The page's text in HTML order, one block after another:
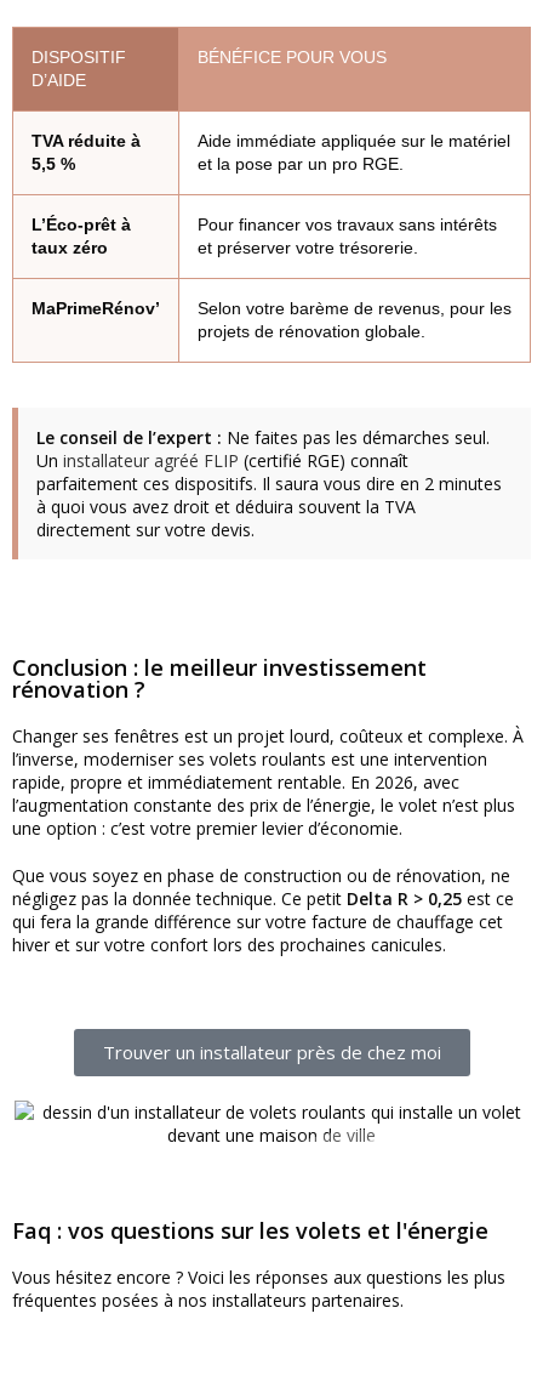
DISPOSITIF
D’AIDE
BÉNÉFICE POUR VOUS
TVA réduite à
5,5 %
Aide immédiate appliquée sur le matériel
et la pose par un pro RGE.
L’Éco-prêt à
taux zéro
Pour financer vos travaux sans intérêts
et préserver votre trésorerie.
MaPrimeRénov’
Selon votre barème de revenus, pour les
projets de rénovation globale.
Le conseil de l’expert : Ne faites pas les démarches seul.
Un installateur agréé FLIP (certifié RGE) connaît
parfaitement ces dispositifs. Il saura vous dire en 2 minutes
à quoi vous avez droit et déduira souvent la TVA
directement sur votre devis.
Conclusion : le meilleur investissement
rénovation ?
Changer ses fenêtres est un projet lourd, coûteux et complexe. À
l’inverse, moderniser ses volets roulants est une intervention
rapide, propre et immédiatement rentable. En 2026, avec
l’augmentation constante des prix de l’énergie, le volet n’est plus
une option : c’est votre premier levier d’économie.
Que vous soyez en phase de construction ou de rénovation, ne
négligez pas la donnée technique. Ce petit Delta R > 0,25 est ce
qui fera la grande différence sur votre facture de chauffage cet
hiver et sur votre confort lors des prochaines canicules.
Trouver un installateur près de chez moi
Faq : vos questions sur les volets et l'énergie
Vous hésitez encore ? Voici les réponses aux questions les plus
fréquentes posées à nos installateurs partenaires.